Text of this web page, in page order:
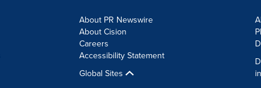
About PR Newswire
About Cision
Careers
Accessibility Statement
Global Sites